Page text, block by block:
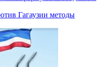
Гагаузии методы